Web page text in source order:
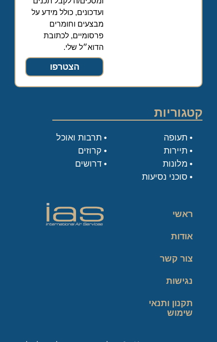
ועדכונים, כולל מידע על
מבצעים וחומרים
פרסומיים, לכתובת
הדוא״ל שלי.
הצטרפו
קטגוריות
תעופה
תיירות
מלונות
סוכני נסיעות
תרבות ואוכל
קרוזים
דרושים
ראשי
אודות
צור קשר
נגישות
תקנון ותנאי
שימוש